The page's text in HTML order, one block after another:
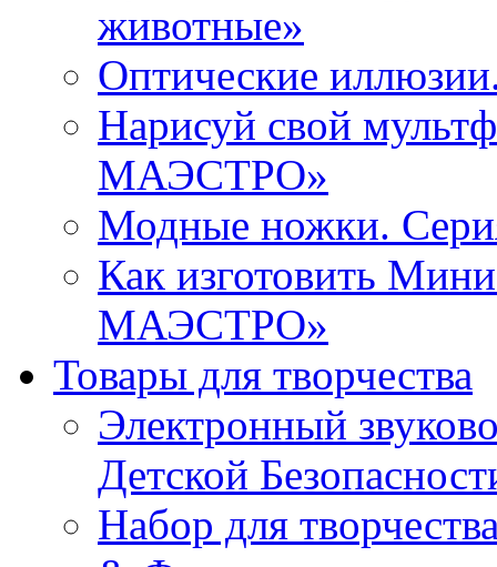
животные»
Оптические
Нарисуй свой
МАЭСТРО»
Модные ножки.
Как изготовить
МАЭСТРО»
Товары для творчества
Электронный
Детской
Набор для